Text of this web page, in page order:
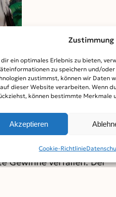
dir ein optimales Erlebnis zu bieten,
zu speichern und/
zustimmst, können wir Daten
auf dieser Website verarbeiten. Wenn
können bestimmte Merkmale
Akzeptieren
Cookie-Richtlinie
das Teilnahmeformular
ausgefüllte Formulare
Gewinner werden per
vier Wochen nach
Die Gewinne sind
Gewinne verfallen. Der